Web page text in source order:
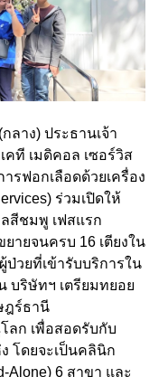
าง) ประธานเจ้า
ที เมดิคอล เซอร์วิส
รฟอกเลือดด้วยเครื่อง
ร่วมเปิดให้
สีชมพู เฟสแรก
ายจนครบ 16 เตียงใน
ป่วยที่เข้ารับบริการใน
บริษัทฯ เตรียมทยอย
ฎร์ธานี
ลก เพื่อสอดรับกับ
โดยจะเป็นคลินิก
Alone) 6 สาขา และ